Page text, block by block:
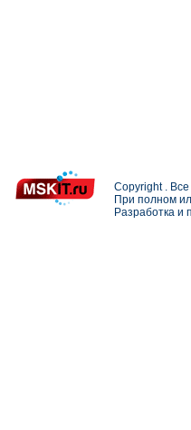
Copyright .
При полном
Разработка и